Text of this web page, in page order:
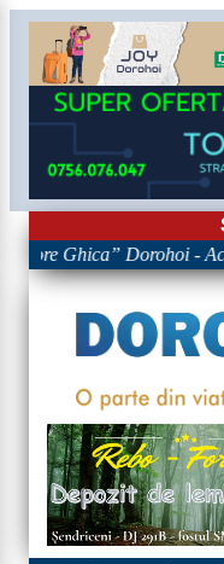
Ghica” Dorohoi -